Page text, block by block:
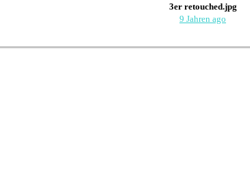
3er retouched.jpg
9 Jahren ago